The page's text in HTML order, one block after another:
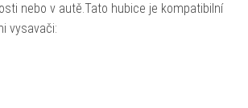
nebo v autě.Tato hubice je kompatibilní
vysavači: